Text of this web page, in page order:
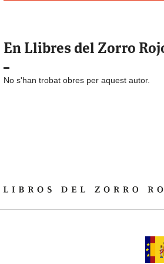
En Llibres del Zorro
No s'han trobat obres per aquest autor.